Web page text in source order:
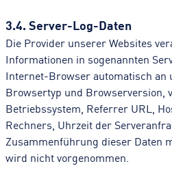
3.4. Server-Log-Daten
Die Provider unserer Websites
Informationen in sogenannten
Internet-Browser automatisch an
Browsertyp und Browserversion,
Betriebssystem, Referrer URL,
Rechners, Uhrzeit der
Zusammenführung dieser Daten
wird nicht vorgenommen.